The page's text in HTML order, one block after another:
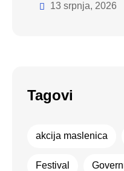
13 srpnja, 2026
Tagovi
akcija maslenica
Festival